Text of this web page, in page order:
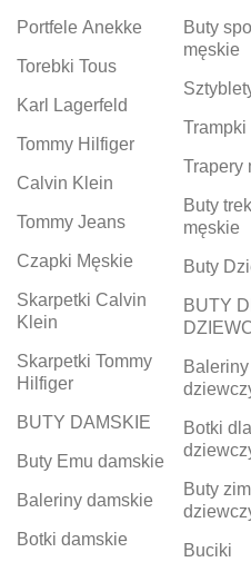
Portfele Anekke
Torebki Tous
Karl Lagerfeld
Tommy Hilfiger
Calvin Klein
Tommy Jeans
Czapki Męskie
Skarpetki Calvin
Klein
Skarpetki Tommy
Hilfiger
BUTY DAMSKIE
Buty Emu damskie
Baleriny damskie
Botki damskie
Buty
męskie
Trampki
Trapery
Buty
męskie
Buty
BUTY
Botki dla
Buty
Buciki